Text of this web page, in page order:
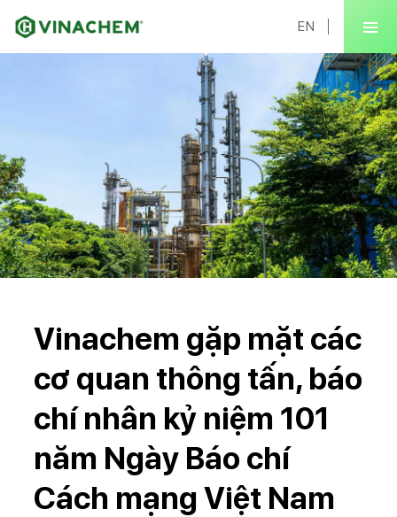
EN
Vinachem gặp mặt các
cơ quan thông tấn, báo
chí nhân kỷ niệm 101
năm Ngày Báo chí
Cách mạng Việt Nam